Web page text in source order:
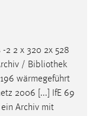
-2 2 x 320 2x 528
/ Bibliothek
wärmegeführt
2006 [...] IfE 69
ein Archiv mit
in diesem Cookie